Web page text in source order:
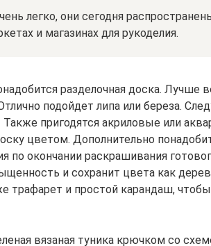
легко, они сегодня
и магазинах для рукоделия.
разделочная доска. Лучше
подойдет липа или береза.
Также пригодятся акриловые или
цветом. Дополнительно
по окончании раскрашивания
и сохранит цвета как
трафарет и простой карандаш,
вязаная туника крючком со